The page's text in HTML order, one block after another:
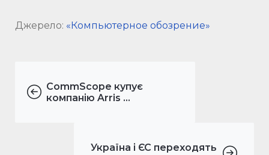
Джерело: «Компьютерное обозрение»
CommScope купує
компанію Arris ...
Україна і ЄС переходять